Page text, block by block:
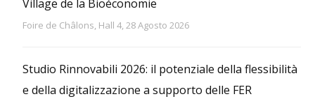
Village de la Bioéconomie
Foire de Châlons, Hall 4, 28 Agosto 2026
Studio Rinnovabili 2026: il potenziale della flessibilità
e della digitalizzazione a supporto delle FER